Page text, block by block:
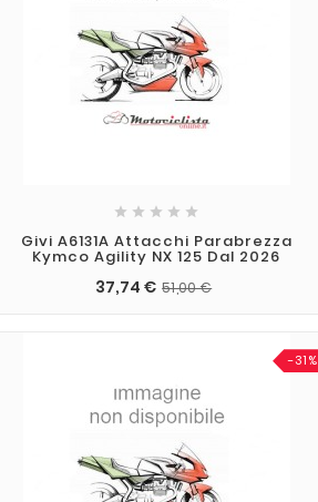
    
Givi A6131A Attacchi Parabrezza
Kymco Agility NX 125 Dal 2026
37,74 € 51,00 €
-31%